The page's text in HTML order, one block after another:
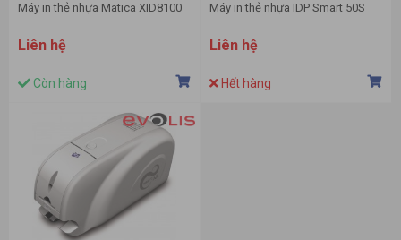
Máy in thẻ nhựa Matica XID8100
Liên hệ
Còn hàng
Máy in thẻ nhựa IDP Smart 50S
Liên hệ
Hết hàng